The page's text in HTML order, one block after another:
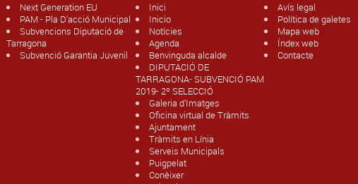
Next Generation EU
PAM - Pla D'acció Municipal
Subvencions Diputació de
Tarragona
Subvenció Garantia Juvenil
Inici
Inicio
Notícies
Agenda
Benvinguda alcalde
DIPUTACIÓ DE
TARRAGONA- SUBVENCIÓ PAM
2019- 2º SELECCIÓ
Galeria d'Imatges
Oficina virtual de Tràmits
Ajuntament
Tràmits en Línia
Serveis Municipals
Puigpelat
Conèixer
Avís legal
Política de galetes
Mapa web
Índex web
Contacte